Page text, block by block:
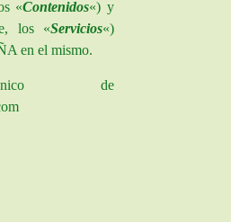
«Contenidos«) y
los «Servicios«)
en el mismo.
de